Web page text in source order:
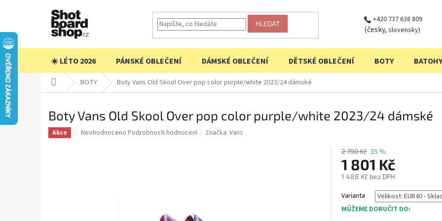
HLEDAT +420 737 638 809
(česky, slovensky)
☀️ LÉTO 2026
PÁNSKÉ OBLEČENÍ DÁMSKÉ OBLEČENÍ DĚTSKÉ OBLEČENÍ BOTY BATOHY
Domů BOTY Boty Vans Old Skool Over pop color purple/white 2023/24 dámské
Boty Vans Old Skool Over pop color purple/white 2023/24 dámské
Akce
Průměrné
Neohodnoceno Podrobnosti hodnocení Značka:Vans
2 790 Kč 35 %
1 801 Kč
1 488 Kč bez DPH
cena:
Varianta
MŮŽEME DORUČIT DO: